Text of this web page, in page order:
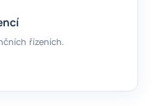
řízeních.